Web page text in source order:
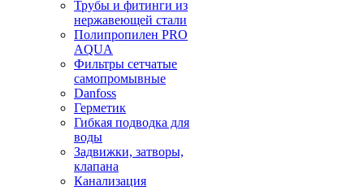
Трубы и фитинги из
нержавеющей стали
Полипропилен PRO
AQUA
Фильтры сетчатые
самопромывные
Danfoss
Герметик
Гибкая подводка для
воды
Задвижки, затворы,
клапана
Канализация